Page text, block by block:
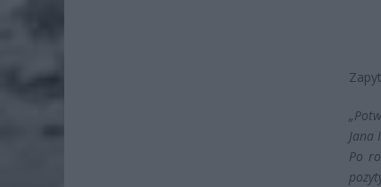
Jana
Po